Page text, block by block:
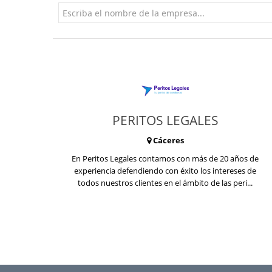
PERITOS LEGALES
Cáceres
En Peritos Legales contamos con más de 20 años de
experiencia defendiendo con éxito los intereses de
todos nuestros clientes en el ámbito de las peri...